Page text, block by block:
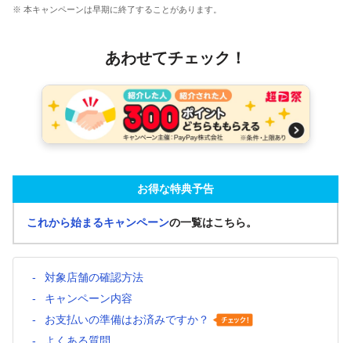
※ 本キャンペーンは早期に終了することがあります。
あわせてチェック！
お得な特典予告
これから始まるキャンペーンの一覧はこちら。
対象店舗の確認方法
キャンペーン内容
お支払いの準備はお済みですか？